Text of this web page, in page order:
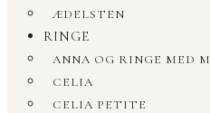
ÆDELSTEN
RINGE
ANNA OG RINGE MED
CELIA
CELIA PETITE